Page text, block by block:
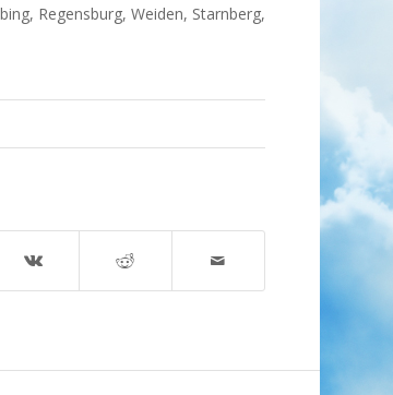
Regensburg, Weiden, Starnberg,